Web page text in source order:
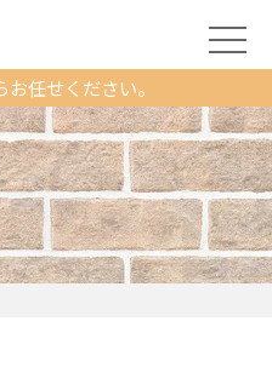
任せください。